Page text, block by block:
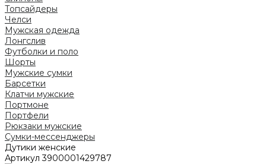
Топсайдеры
Челси
Мужская одежда
Лонгслив
Футболки и поло
Шорты
Мужские сумки
Барсетки
Клатчи мужские
Портмоне
Портфели
Рюкзаки мужские
Сумки-мессенджеры
Дутики женские
Артикул3900001429787